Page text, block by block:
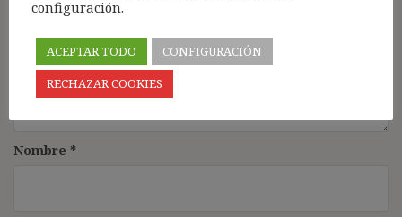
Nombre *
configuración.
ACEPTAR TODO
CONFIGURACIÓN
RECHAZAR COOKIES